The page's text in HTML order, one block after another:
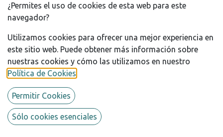
Ford Escort Monte Carlo
Winner 94
Este producto ya no está disponible.
contactar con nosotros
por e-mail a
info@ssgproducts.com
¿Permites el uso de cookies de esta web para este
navegador?
Utilizamos cookies para ofrecer una mejor experiencia en
este sitio web. Puede obtener más información sobre
nuestras cookies y cómo las utilizamos en nuestro
Política de Cookies
Permitir Cookies
Sólo cookies esenciales